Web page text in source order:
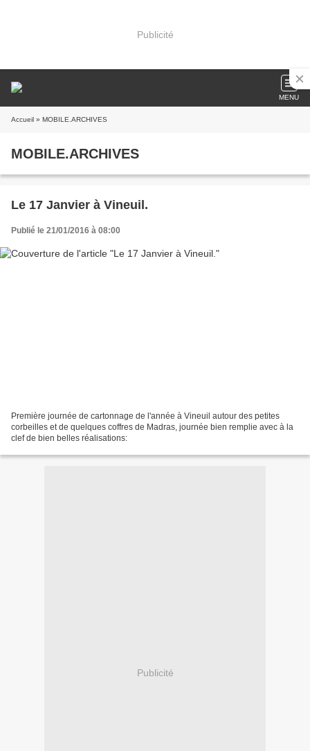
Publicité
MENU
Accueil » MOBILE.ARCHIVES
MOBILE.ARCHIVES
Le 17 Janvier à Vineuil.
Publié le 21/01/2016 à 08:00
Première journée de cartonnage de l'année à Vineuil autour des petites
corbeilles et de quelques coffres de Madras, journée bien remplie avec à la
clef de bien belles réalisations:
Publicité